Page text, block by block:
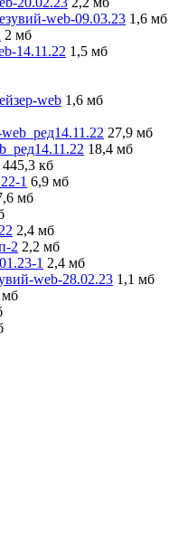
web-09.03.23 1,6 мб
2 мб
14.11.22 1,5 мб
web 1,6 мб
27,9 мб
18,4 мб
445,3 кб
1 6,9 мб
мб
2,4 мб
2 2,2 мб
1 2,4 мб
web-28.02.23 1,1 мб
мб